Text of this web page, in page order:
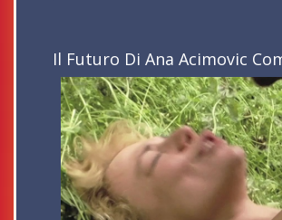
Il Futuro Di Ana Acimovic